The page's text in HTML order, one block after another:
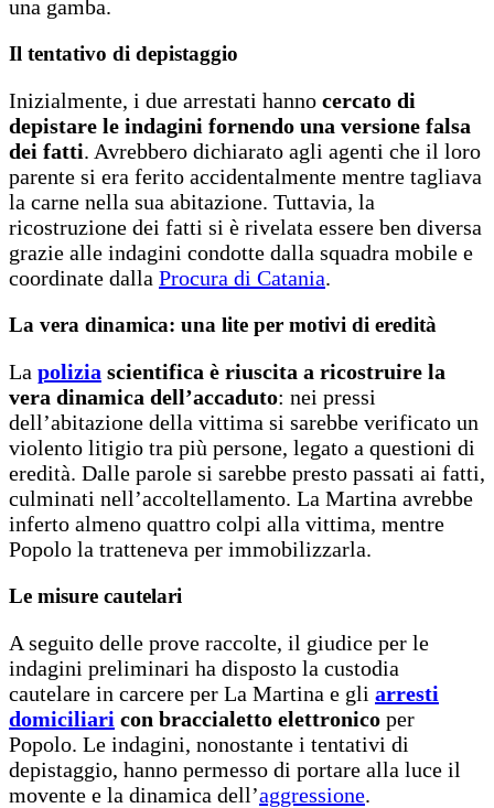
una gamba.
Il tentativo di depistaggio
Inizialmente, i due arrestati hanno cercato di
depistare le indagini fornendo una versione falsa
dei fatti. Avrebbero dichiarato agli agenti che il loro
parente si era ferito accidentalmente mentre tagliava
la carne nella sua abitazione. Tuttavia, la
ricostruzione dei fatti si è rivelata essere ben diversa
grazie alle indagini condotte dalla squadra mobile e
coordinate dalla Procura di Catania.
La vera dinamica: una lite per motivi di eredità
La polizia scientifica è riuscita a ricostruire la
vera dinamica dell’accaduto: nei pressi
dell’abitazione della vittima si sarebbe verificato un
violento litigio tra più persone, legato a questioni di
eredità. Dalle parole si sarebbe presto passati ai fatti,
culminati nell’accoltellamento. La Martina avrebbe
inferto almeno quattro colpi alla vittima, mentre
Popolo la tratteneva per immobilizzarla.
Le misure cautelari
A seguito delle prove raccolte, il giudice per le
indagini preliminari ha disposto la custodia
cautelare in carcere per La Martina e gli arresti
domiciliari con braccialetto elettronico per
Popolo. Le indagini, nonostante i tentativi di
depistaggio, hanno permesso di portare alla luce il
movente e la dinamica dell’aggressione.